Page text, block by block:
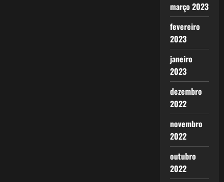
março 2023
fevereiro
2023
janeiro
2023
dezembro
2022
novembro
2022
outubro
2022